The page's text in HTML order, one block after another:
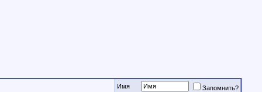
Имя
Запомнить?